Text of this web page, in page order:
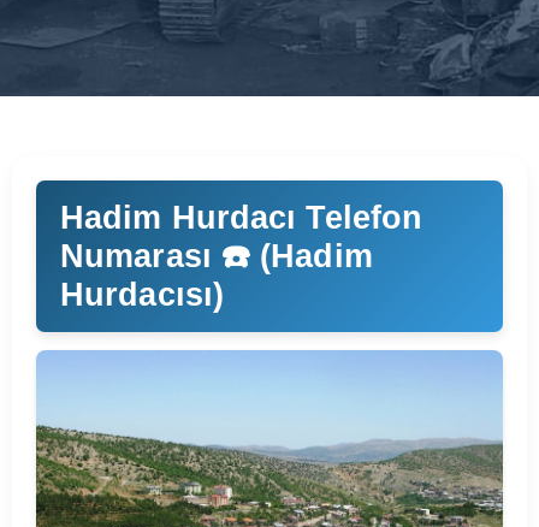
Hadim Hurdacı Telefon
Numarası ☎️ (Hadim
Hurdacısı)